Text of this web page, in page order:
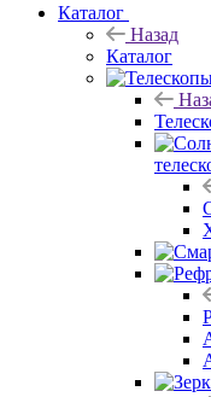
Каталог
Назад
Каталог